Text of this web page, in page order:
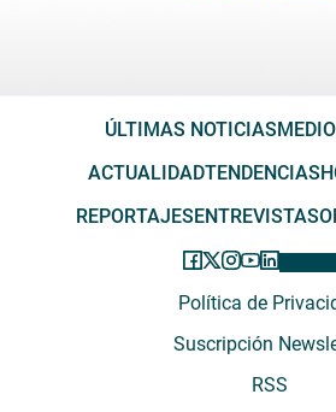
ÚLTIMAS NOTICIAS
ACTUALIDADTENDENCIAS
REPORTAJESENTREVISTAS
Política de
Suscripción
RSS